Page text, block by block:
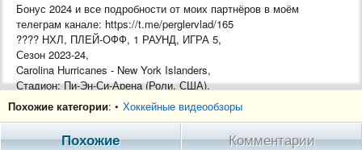
Бонус 2024 и все подробности от моих партнёров в моём
телеграм канале: https://t.me/perglervlad/165
???? НХЛ, ПЛЕЙ-ОФФ, 1 РАУНД, ИГРА 5,
Сезон 2023-24,
Carolina Hurricanes - New York Islanders,
Стадион: Пи-Эн-Си-Арена (Роли, США),
Похожие категории: • Хоккейные видеообзоры
Похожие Комментарии